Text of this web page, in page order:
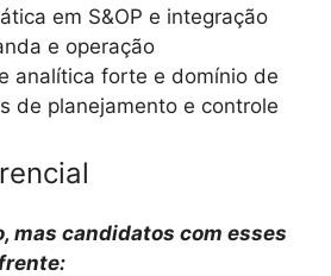
em S&OP e integração
e operação
analítica forte e domínio de
de planejamento e controle
mas candidatos com esses